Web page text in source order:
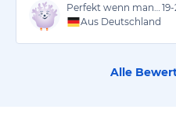
Aus Deutschland
Alle